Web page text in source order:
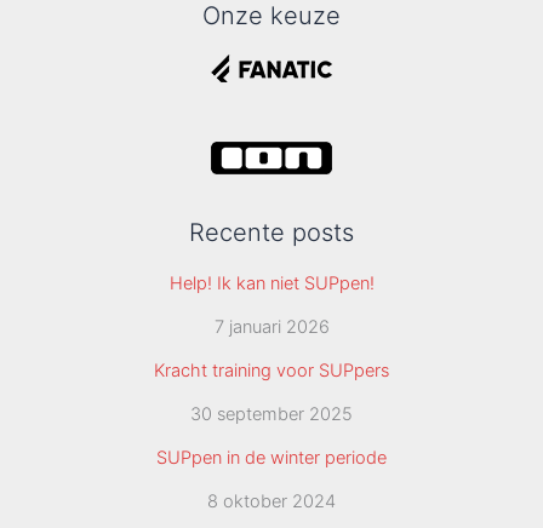
Onze keuze
Recente posts
Help! Ik kan niet SUPpen!
7 januari 2026
Kracht training voor SUPpers
30 september 2025
SUPpen in de winter periode
8 oktober 2024